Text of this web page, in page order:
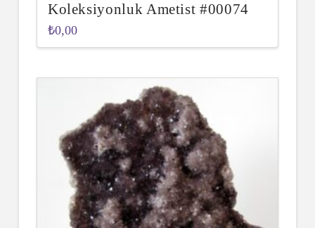
Koleksiyonluk Ametist #00074
₺0,00